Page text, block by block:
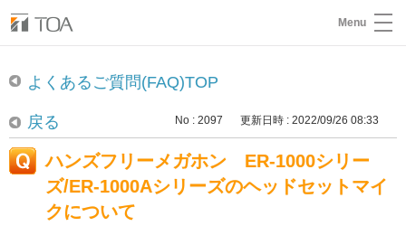
Menu
よくあるご質問(FAQ)TOP
戻る No : 2097 更新日時 : 2022/09/26 08:33
ハンズフリーメガホン ER-1000シリー
ズ/ER-1000Aシリーズのヘッドセットマイ
クについて